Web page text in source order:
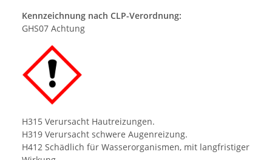
Kennzeichnung nach CLP-Verordnung:
GHS07 Achtung
H315 Verursacht Hautreizungen.
H319 Verursacht schwere Augenreizung.
H412 Schädlich für Wasserorganismen, mit langfristiger